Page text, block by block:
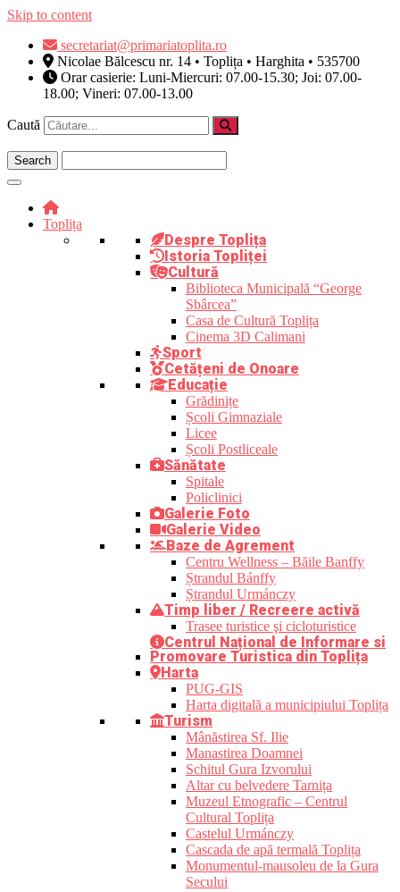
Skip to content
secretariat@primariatoplita.ro
Nicolae Bălcescu nr. 14 • Toplița • Harghita • 535700
Orar casierie: Luni-Miercuri: 07.00-15.30; Joi: 07.00-
18.00; Vineri: 07.00-13.00
Caută
Toplița
Despre Toplița
Istoria Topliței
Cultură
Biblioteca Municipală “George
Sbârcea”
Casa de Cultură Toplița
Cinema 3D Calimani
Sport
Cetățeni de Onoare
Educație
Grădinițe
Școli Gimnaziale
Licee
Școli Postliceale
Sănătate
Spitale
Policlinici
Galerie Foto
Galerie Video
Baze de Agrement
Centru Wellness – Băile Banffy
Ștrandul Bánffy
Ștrandul Urmánczy
Timp liber / Recreere activă
Trasee turistice şi cicloturistice
Centrul Național de Informare si
Promovare Turistica din Toplița
Harta
PUG-GIS
Harta digitală a municipiului Toplița
Turism
Mânăstirea Sf. Ilie
Manastirea Doamnei
Schitul Gura Izvorului
Altar cu belvedere Tarnița
Muzeul Etnografic – Centrul
Cultural Toplița
Castelul Urmánczy
Cascada de apă termală Toplița
Monumentul-mausoleu de la Gura
Secului